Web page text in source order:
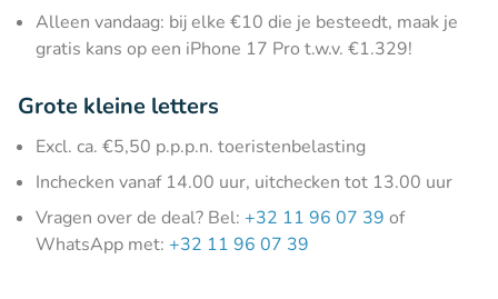
Alleen vandaag: bij elke €10 die je besteedt, maak je
gratis kans op een iPhone 17 Pro t.w.v. €1.329!
Grote kleine letters
Excl. ca. €5,50 p.p.p.n. toeristenbelasting
Inchecken vanaf 14.00 uur, uitchecken tot 13.00 uur
Vragen over de deal? Bel: +32 11 96 07 39 of
WhatsApp met: +32 11 96 07 39